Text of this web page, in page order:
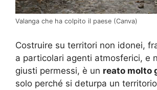
Valanga che ha colpito il paese (Canva)
Costruire su territori non idonei,
a particolari agenti atmosferici, e
giusti permessi, è un reato molto
solo perché si deturpa un